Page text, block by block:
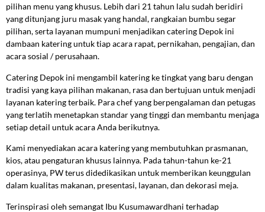
pilihan menu yang khusus. Lebih dari 21 tahun lalu sudah beridiri
yang ditunjang juru masak yang handal, rangkaian bumbu segar
pilihan, serta layanan mumpuni menjadikan catering Depok ini
dambaan katering untuk tiap acara rapat, pernikahan, pengajian, dan
acara sosial / perusahaan.
Catering Depok ini mengambil katering ke tingkat yang baru dengan
tradisi yang kaya pilihan makanan, rasa dan bertujuan untuk menjadi
layanan katering terbaik. Para chef yang berpengalaman dan petugas
yang terlatih menetapkan standar yang tinggi dan membantu menjaga
setiap detail untuk acara Anda berikutnya.
Kami menyediakan acara katering yang membutuhkan prasmanan,
kios, atau pengaturan khusus lainnya. Pada tahun-tahun ke-21
operasinya, PW terus didedikasikan untuk memberikan keunggulan
dalam kualitas makanan, presentasi, layanan, dan dekorasi meja.
Terinspirasi oleh semangat Ibu Kusumawardhani terhadap